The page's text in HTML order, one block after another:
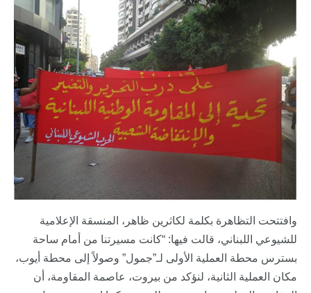
وافتتحت التظاهرة بكلمة لكاثرين ظاهر، المنسقة الإعلامية
للشيوعي اللبناني، قالت فيها: “كانت مسيرتنا من أمام ساحة
بسترس محطة العملية الأولى لـ”جمول” وصولاً إلى محطة أيوب،
مكان العملية الثانية، لنؤكد من بيروت، عاصمة المقاومة، أن